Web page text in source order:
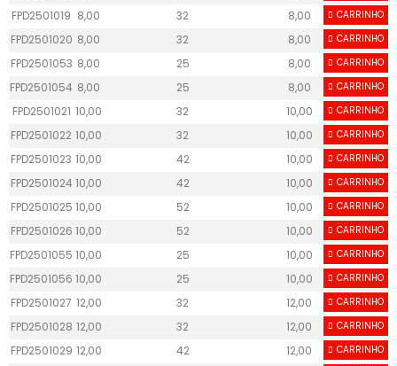
FPD2501019 8,00 32 8,00 80,00
CARRINHO
FPD2501020 8,00 32 8,00 80,00
CARRINHO
FPD2501053 8,00 25 8,00 100,00
CARRINHO
FPD2501054 8,00 25 8,00 100,00
CARRINHO
FPD2501021 10,00 32 10,00 80,00
CARRINHO
FPD2501022 10,00 32 10,00 80,00
CARRINHO
FPD2501023 10,00 42 10,00 90,00
CARRINHO
FPD2501024 10,00 42 10,00 90,00
CARRINHO
FPD2501025 10,00 52 10,00 90,00
CARRINHO
FPD2501026 10,00 52 10,00 90,00
CARRINHO
FPD2501055 10,00 25 10,00 100,00
CARRINHO
FPD2501056 10,00 25 10,00 100,00
CARRINHO
FPD2501027 12,00 32 12,00 80,00
CARRINHO
FPD2501028 12,00 32 12,00 80,00
CARRINHO
FPD2501029 12,00 42 12,00 100,00
CARRINHO